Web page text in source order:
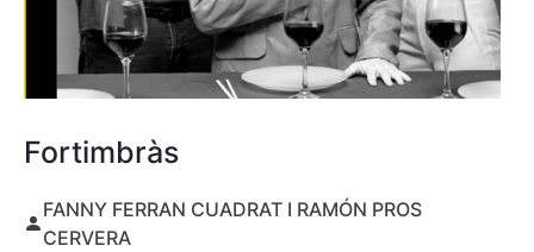
Fortimbràs
FANNY FERRAN CUADRAT I RAMÓN PROS
CERVERA